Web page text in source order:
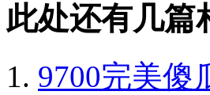
此处还有几篇
9700完美傻